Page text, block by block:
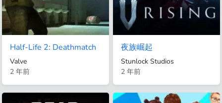
Half-Life 2: Deathmatch
Valve
2 年前
夜族崛起
Stunlock Studios
2 年前